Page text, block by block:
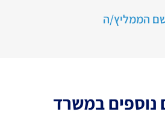
הממליץ/ה
נוספים במשרד